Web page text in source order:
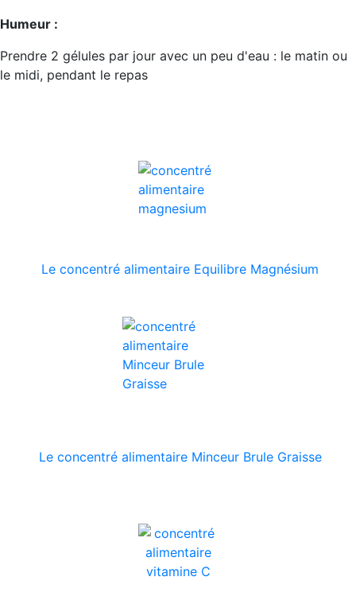
Humeur :
Prendre 2 gélules par jour avec un peu d'eau : le matin ou
le midi, pendant le repas
Le concentré alimentaire Equilibre Magnésium
Le concentré alimentaire Minceur Brule Graisse